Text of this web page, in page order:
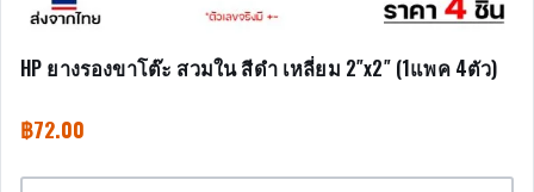
HP ยางรองขาโต๊ะ สวมใน สีดำ เหลี่ยม 2″x2″ (1แพค 4ตัว)
฿72.00